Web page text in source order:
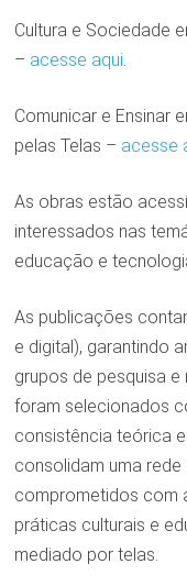
Cultura e Sociedade
– acesse aqui
Comunicar e Ensinar
pelas Telas – acesse
As obras estão
interessados nas
educação e
As publicações
e digital), garantindo
grupos de pesquisa
foram selecionados
consistência teórica
consolidam uma
comprometidos com
práticas culturais e
mediado por telas.